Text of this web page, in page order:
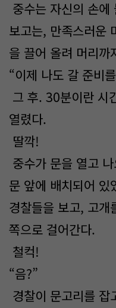
중수는 자신의 손에
보고는, 만족스러운
을 끌어 올려 머리까
“이제 나도 갈 준비
그 후. 30분이란 시
열렸다.
딸깍!
중수가 문을 열고
문 앞에 배치되어 있
경찰들을 보고, 고
쪽으로 걸어간다.
철컥!
“음?”
경찰이 문고리를 잡